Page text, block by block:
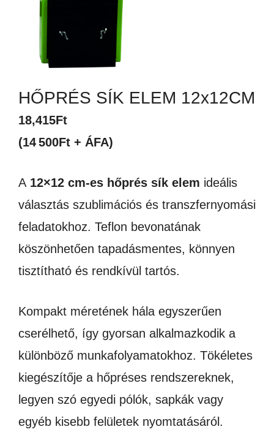
HŐPRÉS SÍK ELEM 12x12CM
18,415Ft
(14 500Ft + ÁFA)
A 12×12 cm-es hőprés sík elem ideális
választás szublimációs és transzfernyomási
feladatokhoz. Teflon bevonatának
köszönhetően tapadásmentes, könnyen
tisztítható és rendkívül tartós.
Kompakt méretének hála egyszerűen
cserélhető, így gyorsan alkalmazkodik a
különböző munkafolyamatokhoz. Tökéletes
kiegészítője a hőpréses rendszereknek,
legyen szó egyedi pólók, sapkák vagy
egyéb kisebb felületek nyomtatásáról.